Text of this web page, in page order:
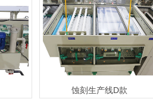
蚀刻生产线D款